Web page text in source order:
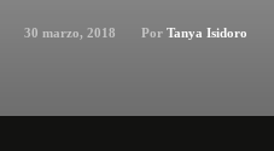
30 marzo, 2018 Por Tanya Isidoro